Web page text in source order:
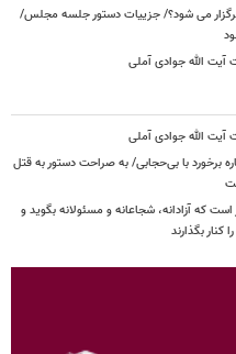
می شود؟/ جزییات دستور جلسه مجلس/
الله جوادی آملی
الله جوادی آملی
برخورد با بی‌حجابی/ به صراحت دستور به قتل
که آزادانه، شجاعانه و مسئولانه بگوید و
بگذارند